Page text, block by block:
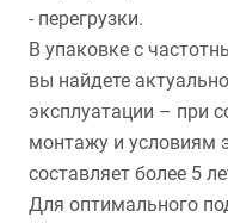
- перегрузки.
В упаковке с
вы найдете
эксплуатации – при
монтажу и условиям
составляет более 5
Для оптимального